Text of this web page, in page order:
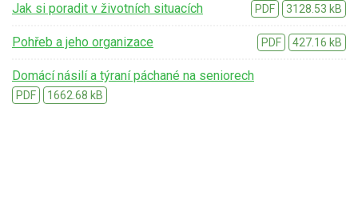
Jak si poradit v životních situacích PDF 3128.53 kB
Pohřeb a jeho organizace PDF 427.16 kB
Domácí násilí a týraní páchané na seniorech
PDF 1662.68 kB